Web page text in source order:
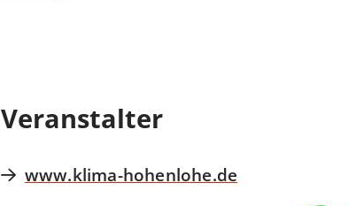
Veranstalter
www.klima-hohenlohe.de